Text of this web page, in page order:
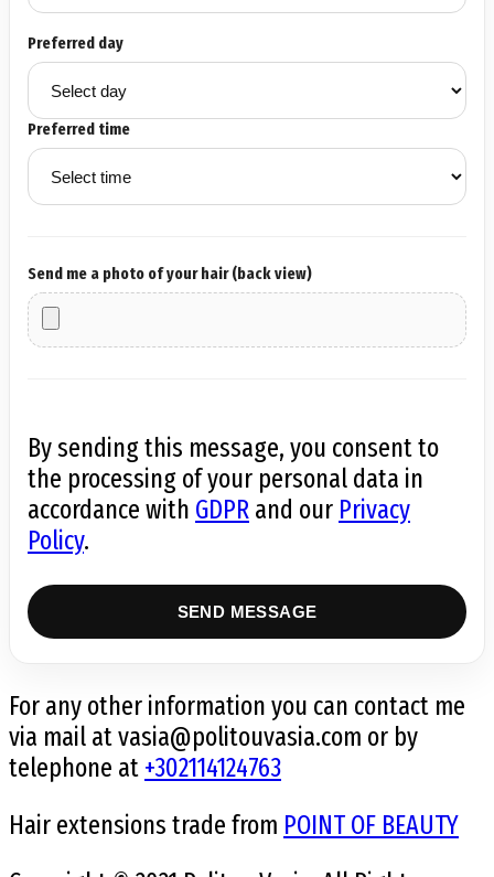
Preferred day
Preferred time
Send me a photo of your hair (back view)
By sending this message, you consent to
the processing of your personal data in
accordance with GDPR and our Privacy
Policy.
For any other information you can contact me
via mail at vasia@politouvasia.com or by
telephone at +302114124763
Hair extensions trade from POINT OF BEAUTY